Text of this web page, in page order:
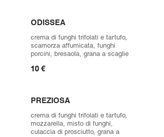
ODISSEA
crema di funghi trifolati e tartufo,
scamorza affumicata, funghi
porcini, bresaola, grana a scaglie
10 €
PREZIOSA
crema di funghi trifolati e tartufo,
mozzarella, misto di funghi,
culaccia di prosciutto, grana a